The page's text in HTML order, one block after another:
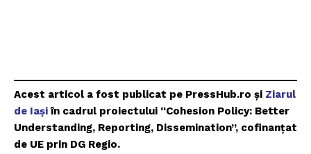
PRESShub
Despre noi / Echipa
Proiecte editoriale
Acest articol a fost publicat pe PressHub.ro și Ziarul
de Iașiîn cadrul proiectului “Cohesion Policy: Better
Understanding, Reporting, Dissemination”, cofinanțat
de UE prin DG Regio.